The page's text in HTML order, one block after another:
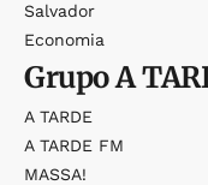
Salvador
Economia
GrupoA
A TARDE
A TARDE FM
MASSA!